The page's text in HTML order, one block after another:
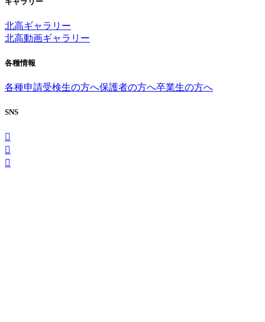
北高ギャラリー
北高動画ギャラリー
各種情報
各種申請受検生の方へ保護者の方へ卒業生の方へ
SNS